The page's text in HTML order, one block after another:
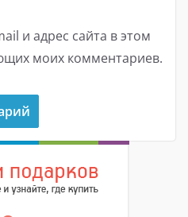
и адрес сайта в этом
моих комментариев.